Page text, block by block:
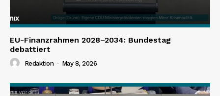
EU-Finanzrahmen 2028–2034: Bundestag
debattiert
Redaktion - May 8, 2026